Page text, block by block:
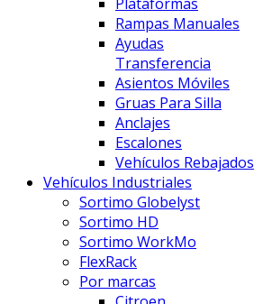
Rampas Manuales
Ayudas
Transferencia
Asientos Móviles
Gruas Para Silla
Anclajes
Escalones
Vehículos Rebajados
Vehículos Industriales
Sortimo Globelyst
Sortimo HD
Sortimo WorkMo
FlexRack
Por marcas